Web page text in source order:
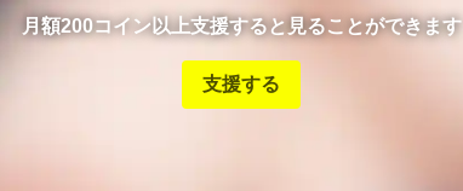
月額200コイン以上支援すると見ることができます
支援する